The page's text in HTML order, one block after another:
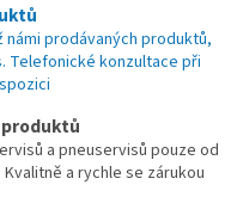
námi prodávaných produktů,
Telefonické konzultace při
a pneuservisů pouze od
a rychle se zárukou